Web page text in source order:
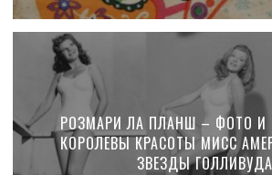
РОЗМАРИ ЛА ПЛАНШ – ФОТО И
КОРОЛЕВЫ КРАСОТЫ МИСС
ЗВЕЗДЫ ГОЛЛИВУДА